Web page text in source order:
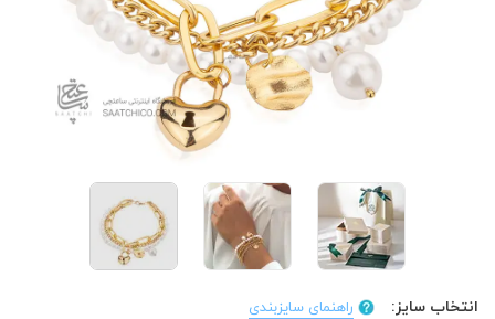
انتخاب سایز: راهنمای سایزبندی